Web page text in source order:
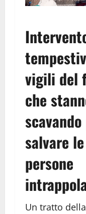
vigili del
che
salvare le
persone
Un tratto